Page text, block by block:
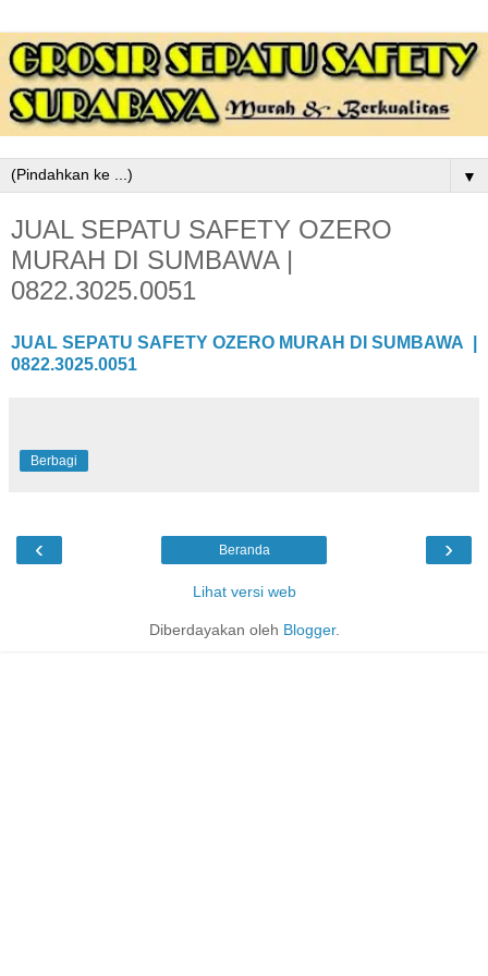
▼
JUAL SEPATU SAFETY OZERO
MURAH DI SUMBAWA |
0822.3025.0051
JUAL SEPATU SAFETY OZERO MURAH DI SUMBAWA |
0822.3025.0051
Berbagi
‹ ›
Beranda
Lihat versi web
Diberdayakan oleh Blogger.